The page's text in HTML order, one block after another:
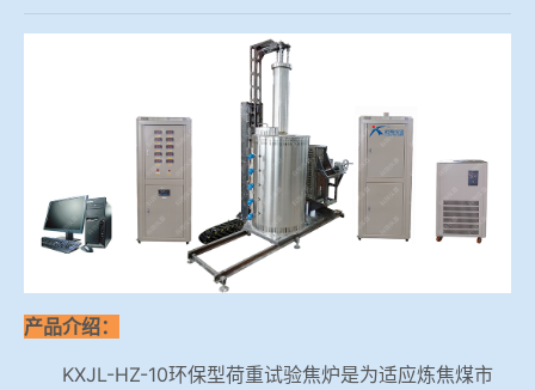
高炉配吹煤检测设备
冶金渣、保护渣等高温物性检测设备
冶金石灰活性度测定仪
矿石、焦炭物理检测及制样设备
标准下载
在线买世界杯平台
产品介绍：
KXJL-HZ-10环保型荷重试验焦炉是为适应炼焦煤市